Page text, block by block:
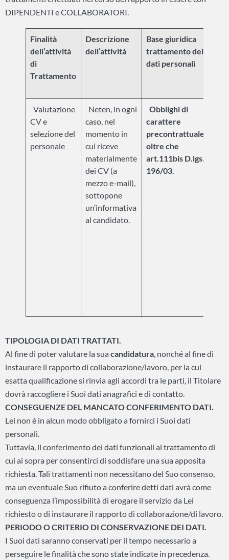
DIPENDENTI e COLLABORATORI.
Finalità
dell’attività
di
Trattamento
Descrizione
dell’attività
Base giuridica
trattamento dei
dati personali
Valutazione
CV e
selezione del
personale
Neten, in ogni
caso, nel
momento in
cui riceve
materialmente
dei CV (a
mezzo e-mail),
sottopone
un’informativa
al candidato.
Obblighi di
carattere
precontrattuale
oltre che
art.111bis D.lgs.
196/03.
TIPOLOGIA DI DATI TRATTATI.
Al fine di poter valutare la suacandidatura, nonché al fine di
instaurare il rapporto di collaborazione/lavoro, per la cui
esatta qualificazione si rinvia agli accordi tra le parti, il Titolare
dovrà raccogliere i Suoi dati anagrafici e di contatto.
CONSEGUENZE DEL MANCATO CONFERIMENTO DATI.
Lei non è in alcun modo obbligato a fornirci i Suoi dati
personali.
Tuttavia, il conferimento dei dati funzionali al trattamento di
cui ai sopra per consentirci di soddisfare una sua apposita
richiesta. Tali trattamenti non necessitano del Suo consenso,
ma un eventuale Suo rifiuto a conferire detti dati avrà come
conseguenza l’impossibilità di erogare il servizio da Lei
richiesto o di instaurare il rapporto di collaborazione/di lavoro.
PERIODO O CRITERIO DI CONSERVAZIONE DEI DATI.
I Suoi dati saranno conservati per il tempo necessario a
perseguire le finalità che sono state indicate in precedenza.